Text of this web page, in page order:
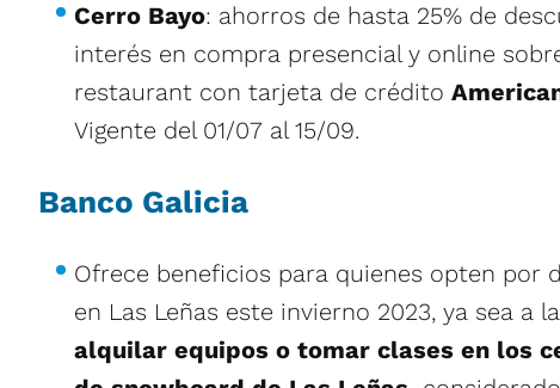
Cerro Bayo: ahorros de hasta 25% de
interés en compra presencial y online
restaurant con tarjeta de crédito
Vigente del 01/07 al 15/09.
Banco Galicia
Ofrece beneficios para quienes opten por
en Las Leñas este invierno 2023, ya sea a
alquilar equipos o tomar clases en los